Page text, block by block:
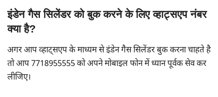
इंडेन गैस सिलेंडर को बुक करने के लिए व्हाट्सएप नंबर
क्या है?
अगर आप व्हाट्सएप के माध्यम से इंडेन गैस सिलेंडर बुक करना चाहते है
तो आप 7718955555 को अपने मोबाइल फोन में ध्यान पूर्वक सेव कर
लीजिए।